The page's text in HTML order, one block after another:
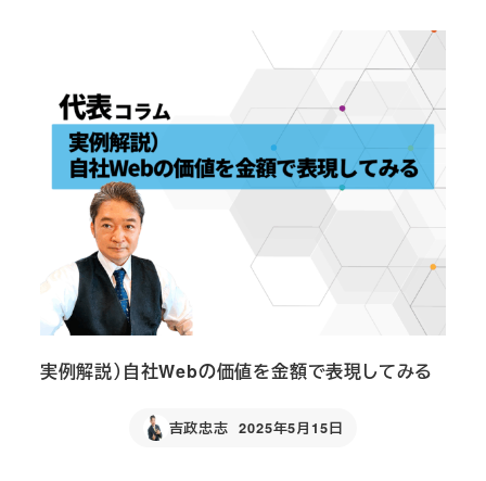
実例解説）自社Webの価値を金額で表現してみる
吉政忠志
Published
2025年5月15日